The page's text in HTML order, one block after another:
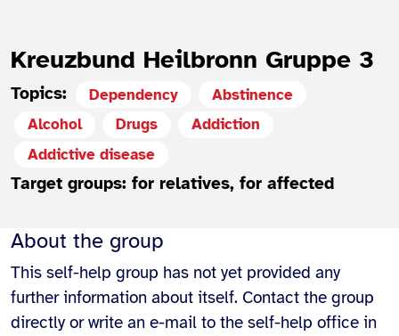
Kreuzbund Heilbronn Gruppe 3
Topics: Dependency
Abstinence
Alcohol
Drugs
Addiction
Addictive disease
Target groups: for relatives, for affected
About the group
This self-help group has not yet provided any
further information about itself. Contact the group
directly or write an e-mail to the self-help office in